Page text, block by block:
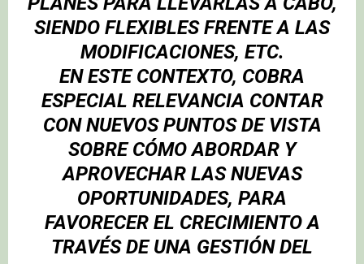
SIENDO FLEXIBLES FRENTE A LAS
MODIFICACIONES, ETC.
EN ESTE CONTEXTO, COBRA
ESPECIAL RELEVANCIA CONTAR
CON NUEVOS PUNTOS DE VISTA
SOBRE CÓMO ABORDAR Y
APROVECHAR LAS NUEVAS
OPORTUNIDADES, PARA
FAVORECER EL CRECIMIENTO A
TRAVÉS DE UNA GESTIÓN DEL